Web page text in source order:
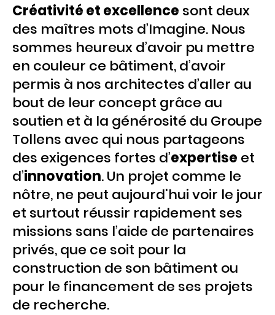
Créativité et excellence sont deux
des maîtres mots d’Imagine. Nous
sommes heureux d’avoir pu mettre
en couleur ce bâtiment, d’avoir
permis à nos architectes d’aller au
bout de leur concept grâce au
soutien et à la générosité du Groupe
Tollens avec qui nous partageons
des exigences fortes d’expertise et
d’innovation. Un projet comme le
nôtre, ne peut aujourd'hui voir le jour
et surtout réussir rapidement ses
missions sans l’aide de partenaires
privés, que ce soit pour la
construction de son bâtiment ou
pour le financement de ses projets
de recherche.